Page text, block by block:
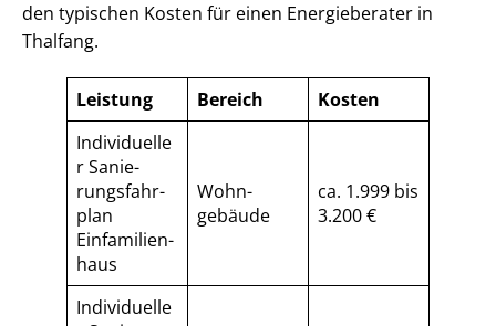
den typischen Kosten für einen Energieberater in
Thalfang.
Leistung Bereich
Kosten
Individuelle
r Sa­nie­
rungs­fahr­
plan
Einfamilien­
haus
Wohn­
gebäude
ca. 1.999 bis
3.200 €
Individuelle